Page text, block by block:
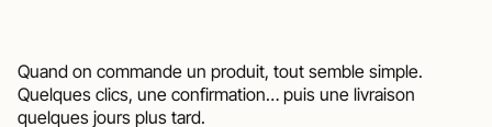
Quand on commande un produit, tout semble simple.
Quelques clics, une confirmation… puis une livraison
quelques jours plus tard.